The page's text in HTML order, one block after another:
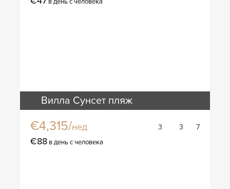
Вилла Сунсет пляж
€4,315/нед 3 3 7
€88 в день с человека